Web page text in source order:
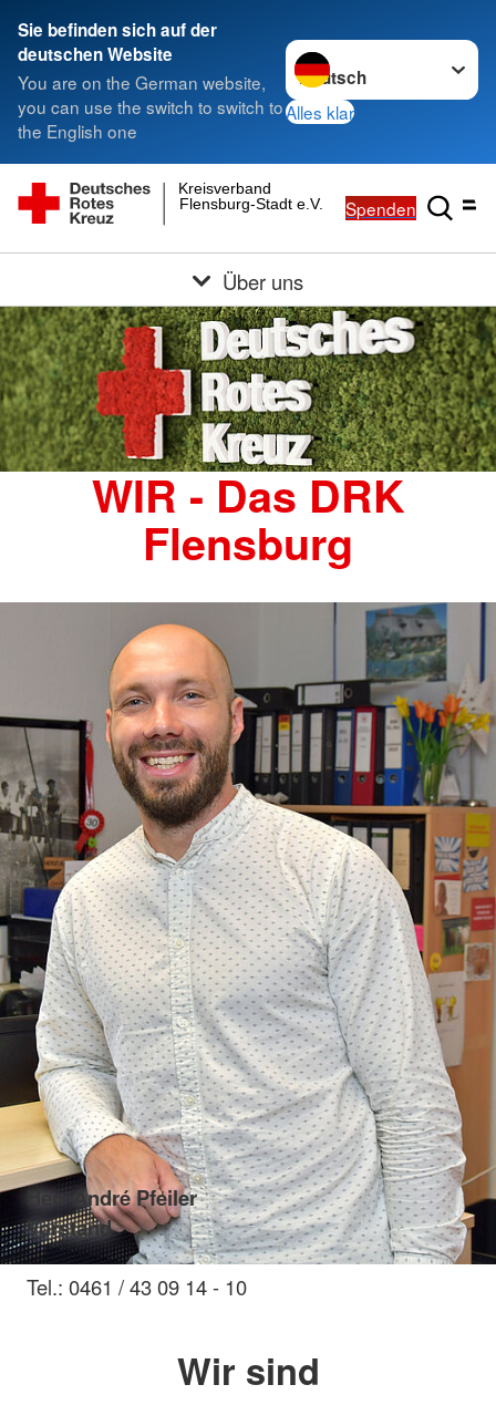
Sie befinden sich auf der
deutschen Website
You are on the German website,
you can use the switch to switch to
the English one
Sprache wechseln zu
Alles klar
Flensburg-Stadt e.V.
Kreisverband
Spenden
Über uns
WIR - Das DRK
Flensburg
Herr André Pfeiler
Vorstand
Tel.: 0461 / 43 09 14 - 10
Wir sind